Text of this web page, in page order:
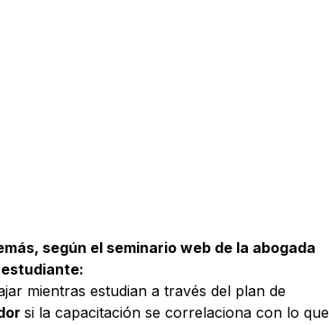
según el seminario web de la abogada
mientras estudian a través del plan de
si la capacitación se correlaciona con lo que